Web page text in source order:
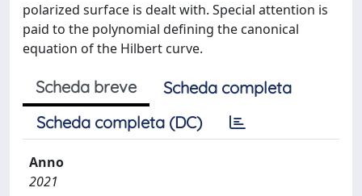
polarized surface is dealt with. Special attention is
paid to the polynomial defining the canonical
equation of the Hilbert curve.
Scheda breve
Scheda completa
Scheda completa (DC)
Anno
2021